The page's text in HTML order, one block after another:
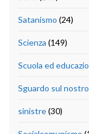
Satanismo (24)
Scienza (149)
Scuola ed
Sguardo sul
sinistre(30)